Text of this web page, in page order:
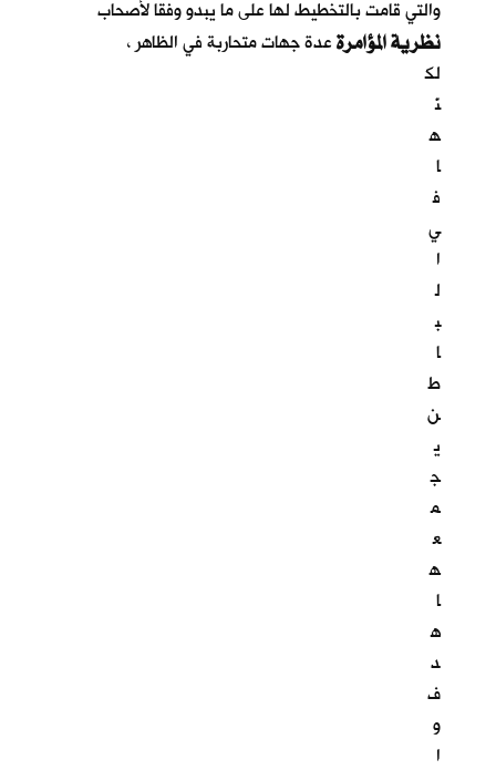
والتي قامت بالتخطيط لها على ما يبدو وفقا لأصحاب
نظرية المؤامرةعدة جهات متحاربة في الظاهر ،
لك
نّ
ه
ا
ف
ي
ا
ل
ب
ا
ط
ن
ي
ج
م
ع
ه
ا
ه
د
ف
و
ا